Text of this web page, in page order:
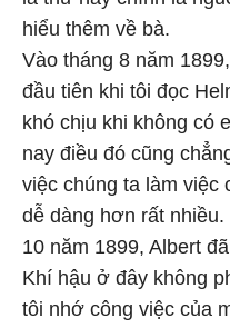
hiểu thêm về bà.
Vào tháng 8 năm
đầu tiên khi tôi đọc
khó chịu khi không có
nay điều đó cũng
việc chúng ta làm việc
dễ dàng hơn rất
10 năm 1899, Albert
Khí hậu ở đây không
tôi nhớ công việc của